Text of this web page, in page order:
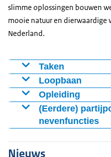
slimme oplossingen bouwen
mooie natuur en dierwaardige
Nederland.
Taken
Visserij
Nationale
landbouwgronden
Dierenwelzijn
Voedselzekerheid
Diergezondheid
Loopbaan
23 februari 2026
Benoeming S.P.A.
Landbouw, Visserij,
Opleiding
2017 - 2018
Master Business
(Eerdere)
nevenfuncties
Nieuws